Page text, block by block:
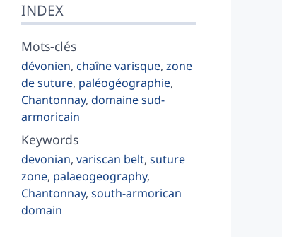
INDEX
Mots-clés
dévonien, chaîne varisque,zone
de suture, paléogéographie,
Chantonnay,domaine sud-
armoricain
Keywords
devonian,variscan belt,suture
zone, palaeogeography,
Chantonnay,south-armorican
domain